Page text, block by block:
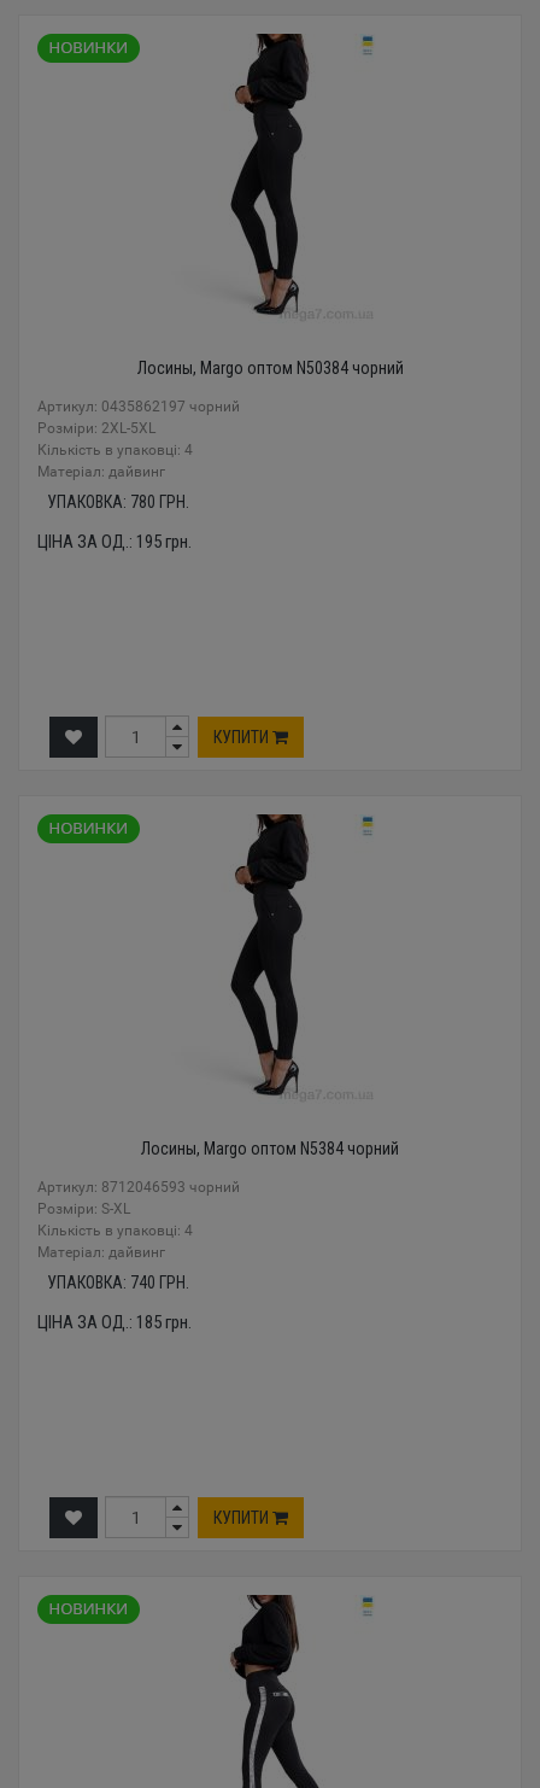
Лосины, Margo оптом N50384 чорний
Артикул: 0435862197 чорний
Розміри: 2XL-5XL
Кількість в упаковці: 4
Mатеріал: дайвинг
УПАКОВКА: 780 ГРН.
ЦІНА ЗА ОД.: 195грн.
КУПИТИ
Лосины, Margo оптом N5384 чорний
Артикул: 8712046593 чорний
Розміри: S-XL
Кількість в упаковці: 4
Mатеріал: дайвинг
УПАКОВКА: 740 ГРН.
ЦІНА ЗА ОД.: 185грн.
КУПИТИ